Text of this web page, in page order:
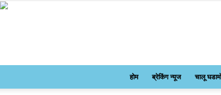
होम ब्रेकिंग न्यूज चालू